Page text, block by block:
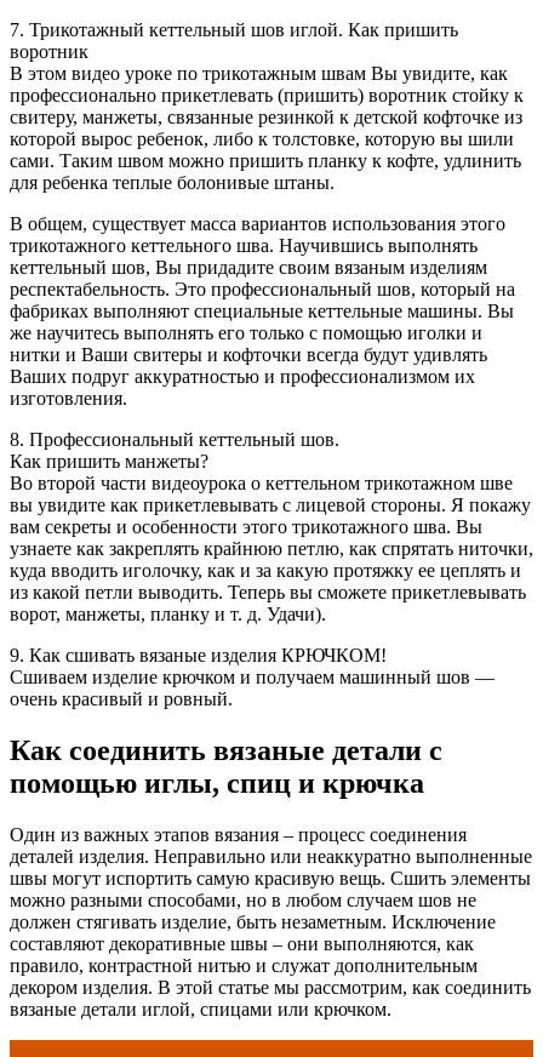
7. Трикотажный кеттельный шов иглой. Как пришить
воротник
В этом видео уроке по трикотажным швам Вы увидите, как
профессионально прикетлевать (пришить) воротник стойку к
свитеру, манжеты, связанные резинкой к детской кофточке из
которой вырос ребенок, либо к толстовке, которую вы шили
сами. Таким швом можно пришить планку к кофте, удлинить
для ребенка теплые болонивые штаны.
В общем, существует масса вариантов использования этого
трикотажного кеттельного шва. Научившись выполнять
кеттельный шов, Вы придадите своим вязаным изделиям
респектабельность. Это профессиональный шов, который на
фабриках выполняют специальные кеттельные машины. Вы
же научитесь выполнять его только с помощью иголки и
нитки и Ваши свитеры и кофточки всегда будут удивлять
Ваших подруг аккуратностью и профессионализмом их
изготовления.
8. Профессиональный кеттельный шов.
Как пришить манжеты?
Во второй части видеоурока о кеттельном трикотажном шве
вы увидите как прикетлевывать с лицевой стороны. Я покажу
вам секреты и особенности этого трикотажного шва. Вы
узнаете как закреплять крайнюю петлю, как спрятать ниточки,
куда вводить иголочку, как и за какую протяжку ее цеплять и
из какой петли выводить. Теперь вы сможете прикетлевывать
ворот, манжеты, планку и т. д. Удачи).
9. Как сшивать вязаные изделия КРЮЧКОМ!
Сшиваем изделие крючком и получаем машинный шов —
очень красивый и ровный.
Как соединить вязаные детали с
помощью иглы, спиц и крючка
Один из важных этапов вязания – процесс соединения
деталей изделия. Неправильно или неаккуратно выполненные
швы могут испортить самую красивую вещь. Сшить элементы
можно разными способами, но в любом случаем шов не
должен стягивать изделие, быть незаметным. Исключение
составляют декоративные швы – они выполняются, как
правило, контрастной нитью и служат дополнительным
декором изделия. В этой статье мы рассмотрим, как соединить
вязаные детали иглой, спицами или крючком.